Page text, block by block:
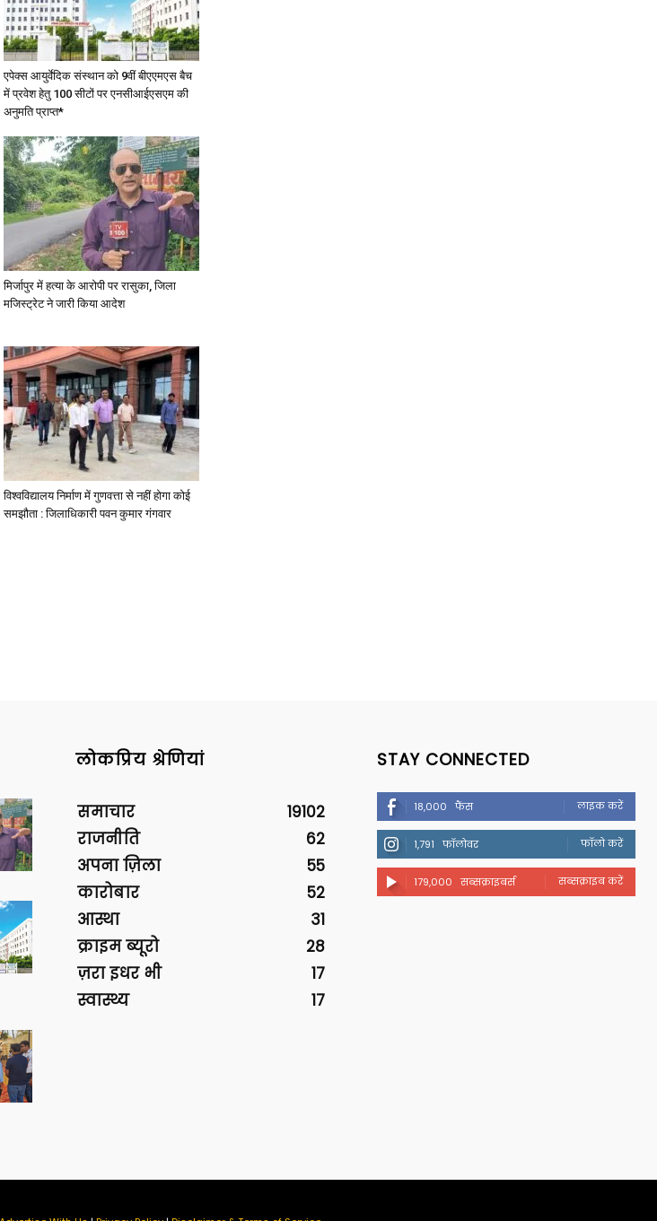
Hindi
Paper
एपेक्स आयुर्वेदिक संस्थान को 9वीं बीएएमएस बैच
में प्रवेश हेतु 100 सीटों पर एनसीआईएसएम की
अनुमति प्राप्त*
मिर्जापुर में हत्या के आरोपी पर रासुका, जिला
मजिस्ट्रेट ने जारी किया आदेश
विश्वविद्यालय निर्माण में गुणवत्ता से नहीं होगा कोई
समझौता : जिलाधिकारी पवन कुमार गंगवार
लोकप्रिय श्रेणियां
समाचार
19102
राजनीति
62
अपना ज़िला
55
कारोबार
52
आस्था
31
क्राइम ब्यूरो
28
ज़रा इधर भी
17
स्वास्थ्य
17
STAY CONNECTED
18,000 फैंस लाइक करें
1,791 फॉलोवर फॉलो करें
179,000 सब्सक्राइबर्स सब्सक्राइब करें